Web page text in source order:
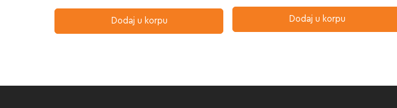
Dodaj u korpu Dodaj u korpu